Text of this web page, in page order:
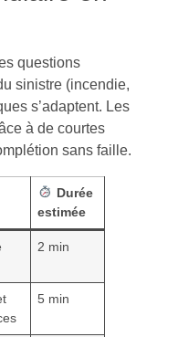
questions
sinistre (incendie,
s’adaptent. Les
à de courtes
sans faille.
Durée
estimée
2 min
5 min